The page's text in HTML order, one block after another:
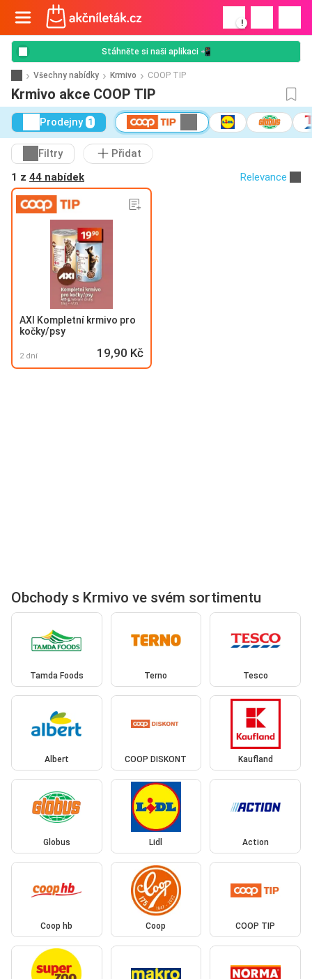
!
Stáhněte si naši aplikaci 📲
Všechny nabídky Krmivo COOP TIP
Krmivo akce COOP TIP
Prodejny 1
Filtry
Přidat
1 z 44 nabídek Relevance
AXI Kompletní krmivo pro
kočky/psy
2 dní 19,90 Kč
Obchody s Krmivo ve svém sortimentu
Tamda Foods Terno Tesco
Albert COOP DISKONT Kaufland
Globus Lidl Action
Coop hb Coop COOP TIP